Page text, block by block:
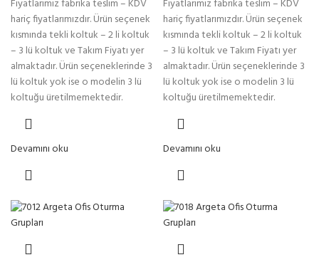
Fiyatlarımız fabrika teslim – KDV
hariç fiyatlarımızdır. Ürün seçenek
kısmında tekli koltuk – 2 li koltuk
– 3 lü koltuk ve Takım Fiyatı yer
almaktadır. Ürün seçeneklerinde 3
lü koltuk yok ise o modelin 3 lü
koltuğu üretilmemektedir.
Devamını oku
Fiyatlarımız fabrika teslim – KDV
hariç fiyatlarımızdır. Ürün seçenek
kısmında tekli koltuk – 2 li koltuk
– 3 lü koltuk ve Takım Fiyatı yer
almaktadır. Ürün seçeneklerinde 3
lü koltuk yok ise o modelin 3 lü
koltuğu üretilmemektedir.
Devamını oku